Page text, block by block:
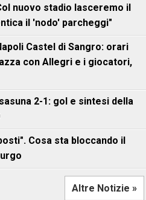
nuovo stadio lasceremo il
il 'nodo' parcheggi"
Castel di Sangro: orari
con Allegri e i giocatori,
2-1: gol e sintesi della
Cosa sta bloccando il
Altre Notizie »